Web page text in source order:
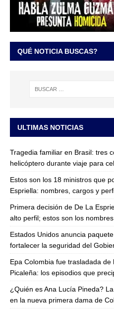
QUÉ NOTICIA BUSCAS?
ULTIMAS NOTICIAS
Tragedia familiar en Brasil: tres
helicóptero durante viaje para
Estos son los 18 ministros que
Espriella: nombres, cargos y
Primera decisión de De La
alto perfil; estos son los
Estados Unidos anuncia
fortalecer la seguridad del
Epa Colombia fue trasladada
Picaleña: los episodios que
¿Quién es Ana Lucía Pineda?
en la nueva primera dama de